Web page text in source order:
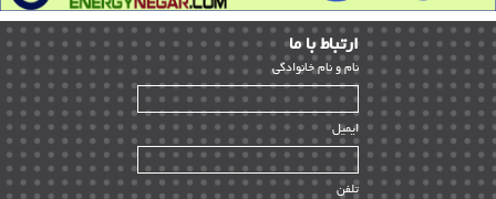
مخازن ذخیره | ۱۵
پتروشیمی | ۱۴
بازرسی و QC | ۱۵
HSE | ۳۹
ساخت و نصب | ۱۲
راه اندازی | ۹
ارﺗﺒﺎط ﺑﺎ ما
ﻧﺎم و ﻧﺎم ﺧﺎﻧﻮادﮔﻰ
ایمیل
تلفن